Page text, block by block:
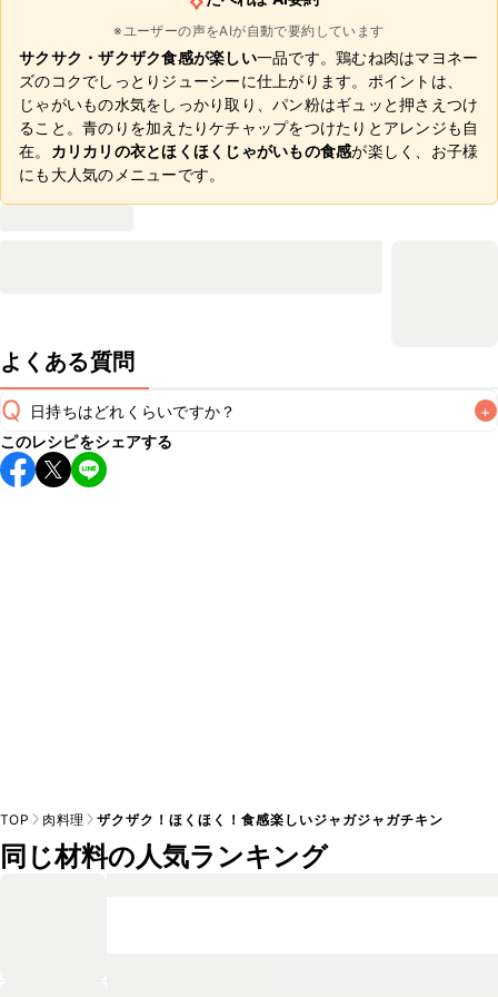
※ユーザーの声をAIが自動で要約しています
サクサク・ザクザク食感が楽しい一品です。鶏むね肉はマヨネー
ズのコクでしっとりジューシーに仕上がります。ポイントは、
じゃがいもの水気をしっかり取り、パン粉はギュッと押さえつけ
ること。青のりを加えたりケチャップをつけたりとアレンジも自
在。 カリカリの衣とほくほくじゃがいもの食感が楽しく、お子様
にも大人気のメニューです。
よくある質問
Q 日持ちはどれくらいですか？ +
保存期間は冷蔵で翌日中が目安です。なるべくお早めにお召
し上がりください。
このレシピをシェアする
TOP 肉料理 ザクザク！ほくほく！食感楽しいジャガジャガチキン
同じ材料の人気ランキング